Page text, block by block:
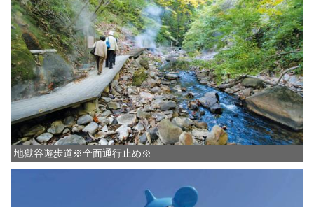
地獄谷遊歩道※全面通行止め※